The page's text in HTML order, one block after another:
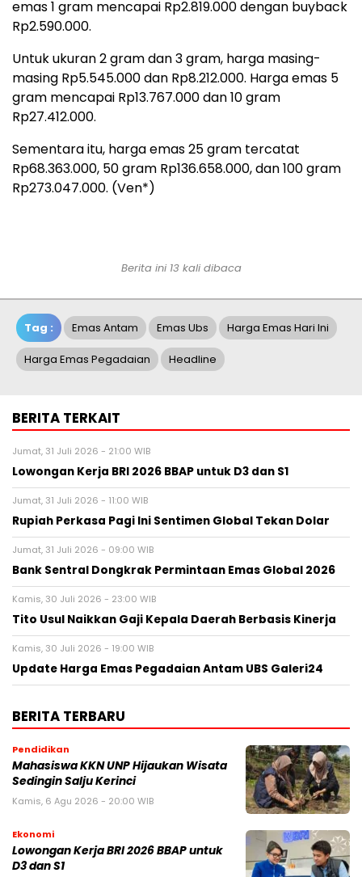
emas 1 gram mencapai Rp2.819.000 dengan buyback
Rp2.590.000.
Untuk ukuran 2 gram dan 3 gram, harga masing-
masing Rp5.545.000 dan Rp8.212.000. Harga emas 5
gram mencapai Rp13.767.000 dan 10 gram
Rp27.412.000.
Sementara itu, harga emas 25 gram tercatat
Rp68.363.000, 50 gram Rp136.658.000, dan 100 gram
Rp273.047.000. (Ven*)
Berita ini 13 kali dibaca
Tag : Emas Antam Emas Ubs Harga Emas Hari Ini
Harga Emas Pegadaian Headline
BERITA TERKAIT
Jumat, 31 Juli 2026 - 21:00 WIB
Lowongan Kerja BRI 2026 BBAP untuk D3 dan S1
Jumat, 31 Juli 2026 - 11:00 WIB
Rupiah Perkasa Pagi Ini Sentimen Global Tekan Dolar
Jumat, 31 Juli 2026 - 09:00 WIB
Bank Sentral Dongkrak Permintaan Emas Global 2026
Kamis, 30 Juli 2026 - 23:00 WIB
Tito Usul Naikkan Gaji Kepala Daerah Berbasis Kinerja
Kamis, 30 Juli 2026 - 19:00 WIB
Update Harga Emas Pegadaian Antam UBS Galeri24
BERITA TERBARU
Pendidikan
Mahasiswa KKN UNP Hijaukan Wisata
Sedingin Salju Kerinci
Kamis, 6 Agu 2026 - 20:00 WIB
Ekonomi
Lowongan Kerja BRI 2026 BBAP untuk
D3 dan S1